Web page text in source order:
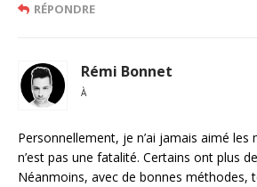
RÉPONDRE
Rémi Bonnet
À
Personnellement, je n’ai jamais aimé les
n’est pas une fatalité. Certains ont plus
Néanmoins, avec de bonnes méthodes,